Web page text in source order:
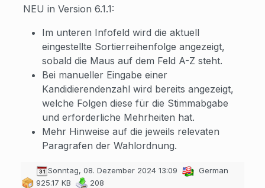
NEU in Version 6.1.1:
Im unteren Infofeld wird die aktuell
eingestellte Sortierreihenfolge angezeigt,
sobald die Maus auf dem Feld A-Z steht.
Bei manueller Eingabe einer
Kandidierendenzahl wird bereits angezeigt,
welche Folgen diese für die Stimmabgabe
und erforderliche Mehrheiten hat.
Mehr Hinweise auf die jeweils relevaten
Paragrafen der Wahlordnung.
Sonntag, 08. Dezember 2024 13:09
German
925.17 KB
208